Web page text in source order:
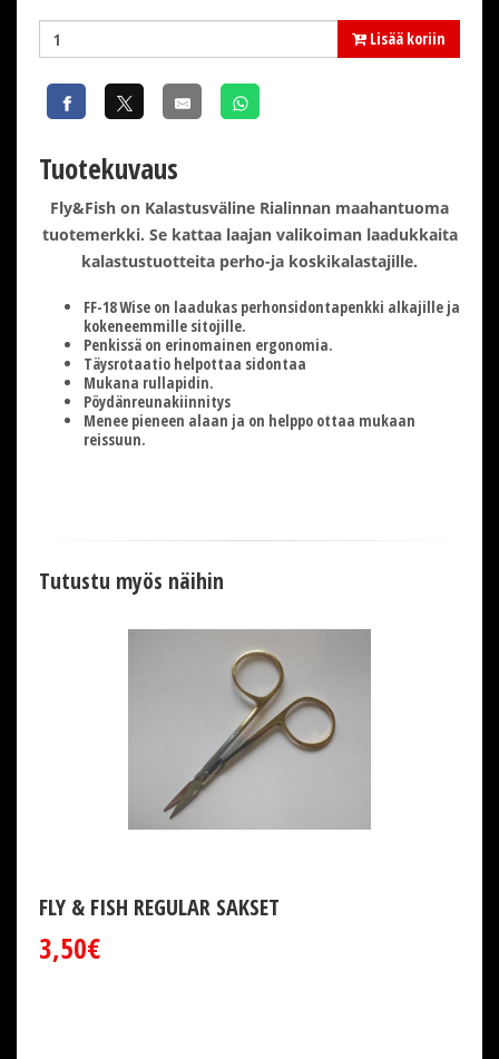
Lisää koriin
Tuotekuvaus
Fly&Fish on Kalastusväline Rialinnan maahantuoma
tuotemerkki. Se kattaa laajan valikoiman laadukkaita
kalastustuotteita perho-ja koskikalastajille.
FF-18 Wise on laadukas perhonsidontapenkki alkajille ja
kokeneemmille sitojille.
Penkissä on erinomainen ergonomia.
Täysrotaatio helpottaa sidontaa
Mukana rullapidin.
Pöydänreunakiinnitys
Menee pieneen alaan ja on helppo ottaa mukaan
reissuun.
Tutustu myös näihin
FLY & FISH REGULAR SAKSET
3,50€